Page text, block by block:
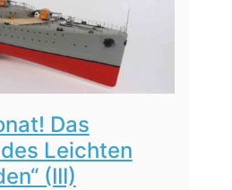
Das
Leichten
(III)